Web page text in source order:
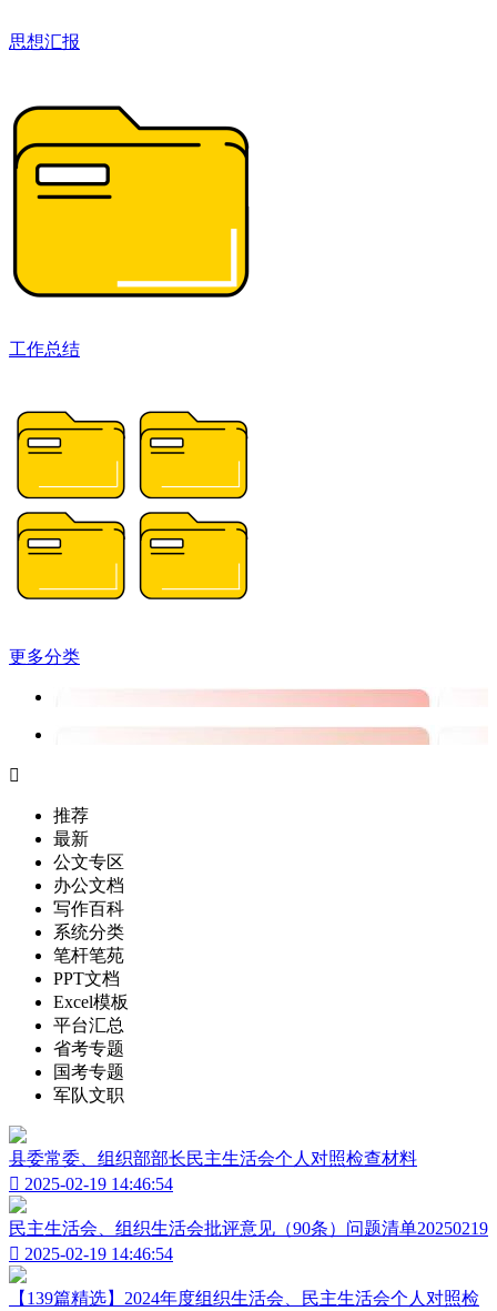
思想汇报
工作总结
更多分类

推荐
最新
公文专区
办公文档
写作百科
系统分类
笔杆笔苑
PPT文档
Excel模板
平台汇总
省考专题
国考专题
军队文职
县委常委、组织部部长民主生活会个人对照检查材料
 2025-02-19 14:46:54
民主生活会、组织生活会批评意见（90条）问题清单20250219
 2025-02-19 14:46:54
【139篇精选】2024年度组织生活会、民主生活会个人对照检